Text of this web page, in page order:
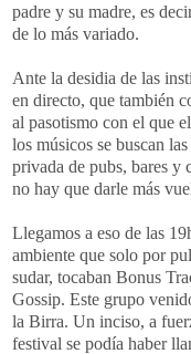
padre y su madre, es
de lo más variado.
Ante la desidia de las
en directo, que también
al pasotismo con el que
los músicos se buscan
privada de pubs, bares y
no hay que darle más
Llegamos a eso de las
ambiente que solo por
sudar, tocaban Bonus
Gossip. Este grupo
la Birra. Un inciso, a
festival se podía haber